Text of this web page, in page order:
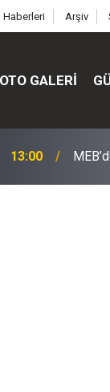
Haberleri Arşiv
GALERI
13:00